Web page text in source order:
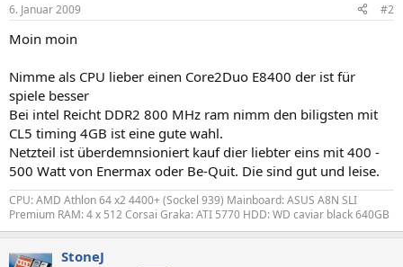
6. Januar 2009 #2
Moin moin
Nimme als CPU lieber einen Core2Duo E8400 der ist für
spiele besser
Bei intel Reicht DDR2 800 MHz ram nimm den biligsten mit
CL5 timing 4GB ist eine gute wahl.
Netzteil ist überdemnsioniert kauf dier liebter eins mit 400 -
500 Watt von Enermax oder Be-Quit. Die sind gut und leise.
CPU: AMD Athlon 64 x2 4400+ (Sockel 939) Mainboard: ASUS A8N SLI
Premium RAM: 4 x 512 Corsai Graka: ATI 5770 HDD: WD caviar black 640GB
StoneJ